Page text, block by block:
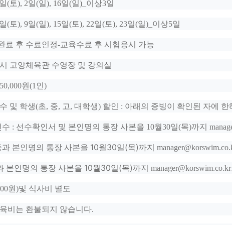
일(토), 2일(일), 16일(일)_ 이상3일
일(토), 9일(일), 15일(토), 22일(토), 23일(일)_ 이상5일
료 후 수료인정-교육수료 후 시험응시 가능
고양체육관 수영장 및 강의실
원(1 인)
및 학생(초, 중, 고,대학생) 할인 : 아래의 증빙이 확인된 자에 한
수 : 선수확인서 및 본인명의 통장 사본을 10월30일(목)까지
과 본인명의 통장 사본을 10월30일(목)까지
본인명의 통장 사본을 10월30일(목)까지manager@korswim.co.kr
원)및 식사비 별도
비는 환불되지 않습니다.